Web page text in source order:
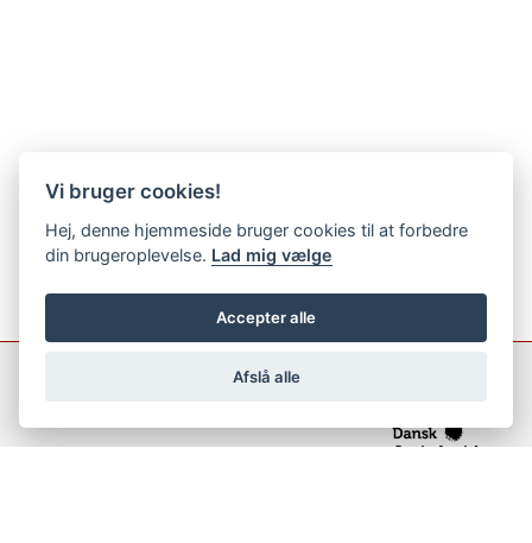
Vi bruger cookies!
Hej, denne hjemmeside bruger cookies til at forbedre
din brugeroplevelse. Lad mig vælge
Accepter alle
Afslå alle